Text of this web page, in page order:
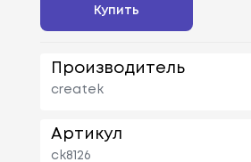
Купить
Производитель
createk
Артикул
ck8126